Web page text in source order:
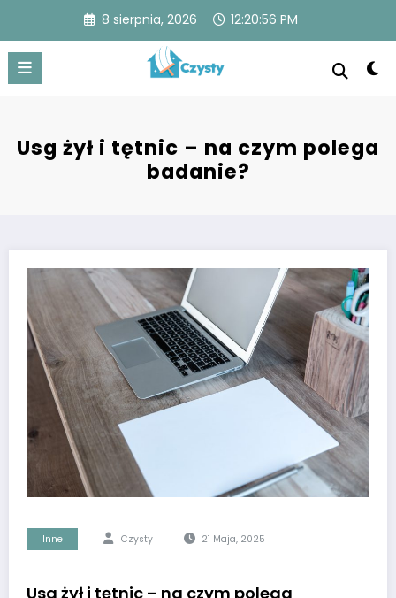
content
8 sierpnia, 2026 12:20:57 PM
Usg żył i tętnic – na czym polega
badanie?
Inne Czysty 21 Maja, 2025
Usg żył i tętnic – na czym polega